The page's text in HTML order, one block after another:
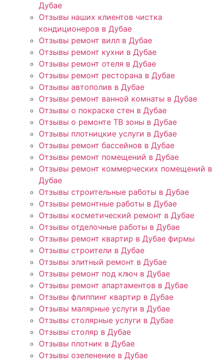
Дубае
Отзывы наших клиентов чистка
кондиционеров в Дубае
Отзывы ремонт вилл в Дубае
Отзывы ремонт кухни в Дубае
Отзывы ремонт отеля в Дубае
Отзывы ремонт ресторана в Дубае
Отзывы автополив в Дубае
Отзывы ремонт ванной комнаты в Дубае
Отзывы о покраске стен в Дубае
Отзывы о ремонте ТВ зоны в Дубае
Отзывы плотницкие услуги в Дубае
Отзывы ремонт бассейнов в Дубае
Отзывы ремонт помещений в Дубае
Отзывы ремонт коммерческих помещений в
Дубае
Отзывы строительные работы в Дубае
Отзывы ремонтные работы в Дубае
Отзывы косметический ремонт в Дубае
Отзывы отделочные работы в Дубае
Отзывы ремонт квартир в Дубае фирмы
Отзывы строители в Дубае
Отзывы элитный ремонт в Дубае
Отзывы ремонт под ключ в Дубае
Отзывы ремонт апартаментов в Дубае
Отзывы флиппинг квартир в Дубае
Отзывы малярные услуги в Дубае
Отзывы столярные услуги в Дубае
Отзывы столяр в Дубае
Отзывы плотник в Дубае
Отзывы озеленение в Дубае